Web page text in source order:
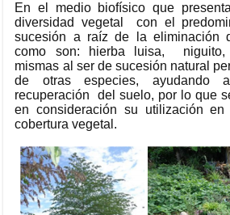
En el medio biofísico que
diversidad vegetal con el
sucesión a raíz de la eliminación
como son: hierba luisa, niguito,
mismas al ser de sucesión natural
de otras especies, ayudando
recuperación del suelo, por lo que
en consideración su utilización
cobertura vegetal.